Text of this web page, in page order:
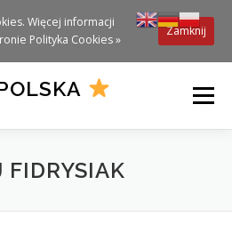
Menu
FIDRYSIAK
Więcej informacji
Polityka Cookies »
Zamknij